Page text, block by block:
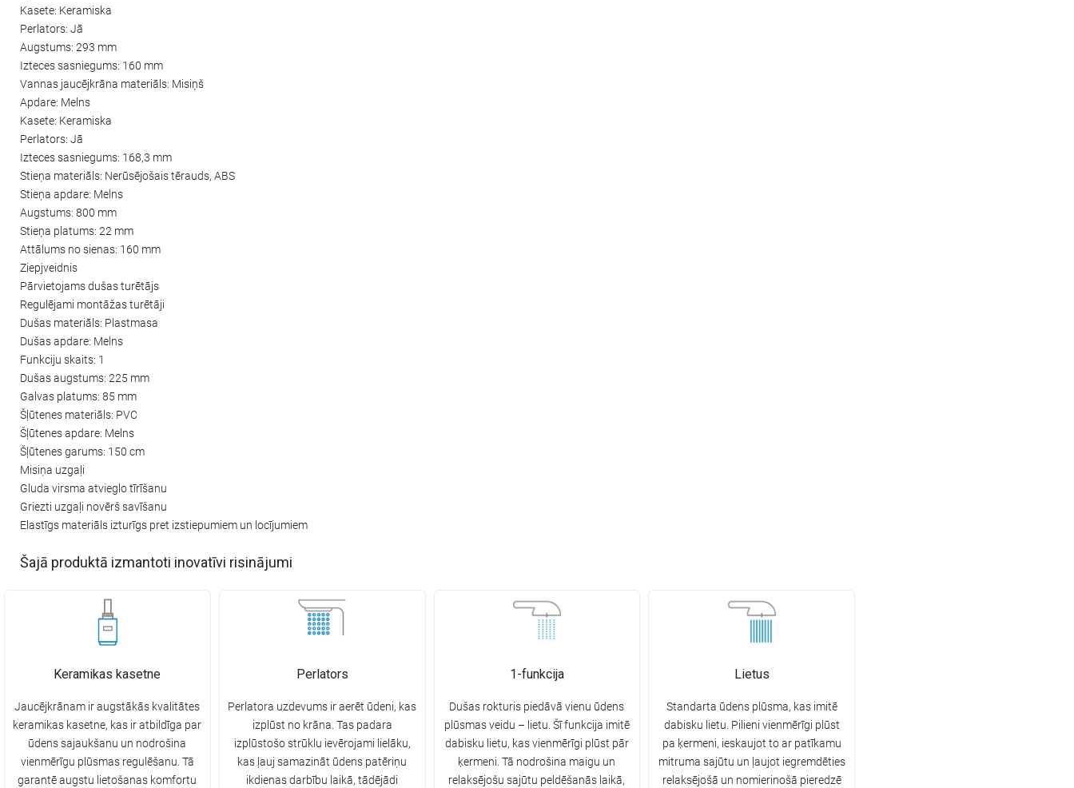
Kasete: Keramiska
Perlators: Jā
Augstums: 293 mm
Izteces sasniegums: 160 mm
Vannas jaucējkrāna materiāls: Misiņš
Apdare: Melns
Kasete: Keramiska
Perlators: Jā
Izteces sasniegums: 168,3 mm
Stieņa materiāls: Nerūsējošais tērauds, ABS
Stieņa apdare: Melns
Augstums: 800 mm
Stieņa platums: 22 mm
Attālums no sienas: 160 mm
Ziepjveidnis
Pārvietojams dušas turētājs
Regulējami montāžas turētāji
Dušas materiāls: Plastmasa
Dušas apdare: Melns
Funkciju skaits: 1
Dušas augstums: 225 mm
Galvas platums: 85 mm
Šļūtenes materiāls: PVC
Šļūtenes apdare: Melns
Šļūtenes garums: 150 cm
Misiņa uzgaļi
Gluda virsma atvieglo tīrīšanu
Griezti uzgaļi novērš savīšanu
Elastīgs materiāls izturīgs pret izstiepumiem un locījumiem
Šajā produktā izmantoti inovatīvi risinājumi
Keramikas kasetne
Jaucējkrānam ir augstākās kvalitātes
keramikas kasetne, kas ir atbildīga par
ūdens sajaukšanu un nodrošina
vienmērīgu plūsmas regulēšanu. Tā
garantē augstu lietošanas komfortu
Perlators
Perlatora uzdevums ir aerēt ūdeni, kas
izplūst no krāna. Tas padara
izplūstošo strūklu ievērojami lielāku,
kas ļauj samazināt ūdens patēriņu
ikdienas darbību laikā, tādējādi
1-funkcija
Dušas rokturis piedāvā vienu ūdens
plūsmas veidu – lietu. Šī funkcija imitē
dabisku lietu, kas vienmērīgi plūst pār
ķermeni. Tā nodrošina maigu un
relaksējošu sajūtu peldēšanās laikā,
Lietus
Standarta ūdens plūsma, kas imitē
dabisku lietu. Pilieni vienmērīgi plūst
pa ķermeni, ieskaujot to ar patīkamu
mitruma sajūtu un ļaujot iegremdēties
relaksējošā un nomierinošā pieredzē